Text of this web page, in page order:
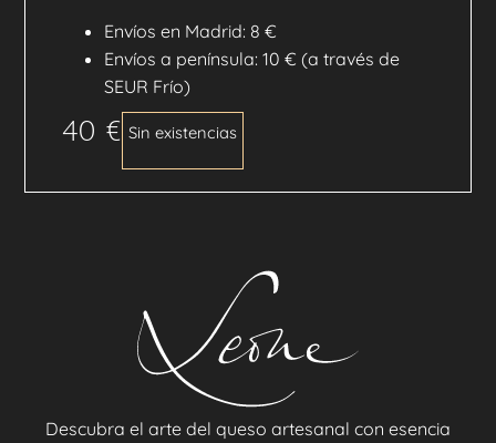
Envíos en Madrid: 8 €
Envíos a península: 10 € (a través de
SEUR Frío)
40 € Sin existencias
Descubra el arte del queso artesanal con esencia